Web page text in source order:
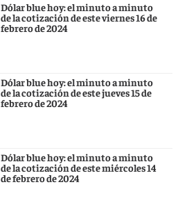
Dólar blue hoy: el minuto a minuto
de la cotización de este viernes 16 de
febrero de 2024
Dólar blue hoy: el minuto a minuto
de la cotización de este jueves 15 de
febrero de 2024
Dólar blue hoy: el minuto a minuto
de la cotización de este miércoles 14
de febrero de 2024